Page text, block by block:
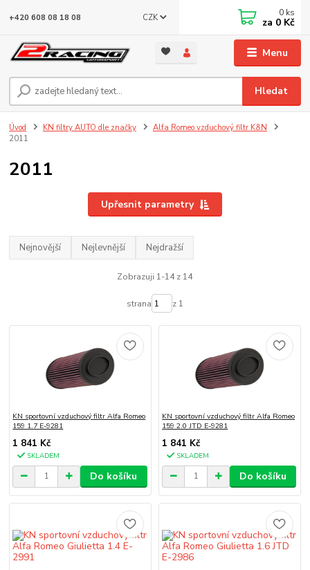
Menu
CZK
Hledat
+420 608 08 18 08 0 ks
za 0 Kč
Úvod KN filtry AUTO dle značky
Alfa Romeo vzduchový filtr K&N
2011
2011
Upřesnit parametry
Nejnovější Nejlevnější Nejdražší
Zobrazuji 1-14 z 14
strana z 1
KN sportovní vzduchový filtr Alfa Romeo
159 1.7 E-9281
1 841 Kč
SKLADEM
Do košíku
KN sportovní vzduchový filtr Alfa Romeo
159 2.0 JTD E-9281
1 841 Kč
SKLADEM
Do košíku